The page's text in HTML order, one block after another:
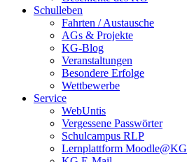
Schulleben
Fahrten / Austausche
AGs & Projekte
KG-Blog
Veranstaltungen
Besondere Erfolge
Wettbewerbe
Service
WebUntis
Vergessene Passwörter
Schulcampus RLP
Lernplattform Moodle@KG